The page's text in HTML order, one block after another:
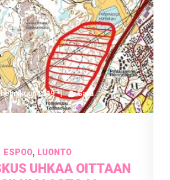
2019 Sara
ESPOO, LUONTO
UHKAA OITTAAN